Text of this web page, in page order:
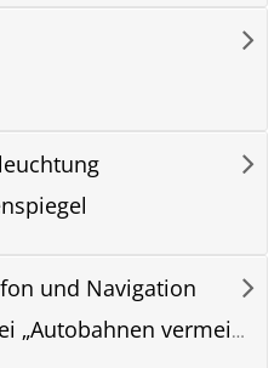
und Navigation
Navi führt einen bei „Autobahnen vermeiden“ die seltsamsten, verschlungen Pfade, als hätte man kürzeste Strecke eingegeben.